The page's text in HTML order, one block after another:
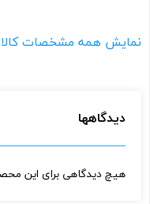
نمایش همه مشخصات کالا
دیدگاهها
هیچ دیدگاهی برای این